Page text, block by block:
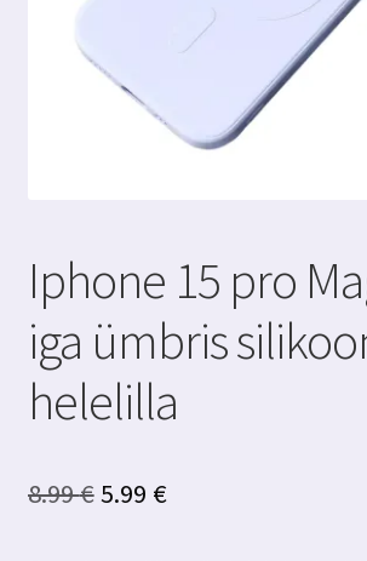
Iphone 15 pro
iga ümbris
helelilla
8.99€ Algne
5.99 €Praegune